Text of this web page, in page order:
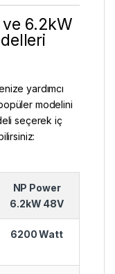
6.2kW
yardımcı
modelini
seçerek iç
NP Power
6.2kW 48V
6200 Watt